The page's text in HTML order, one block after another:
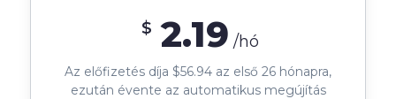
$ 2.19 /hó
Az előfizetés díja $56.94 az első 26 hónapra,
ezután évente az automatikus megújítás